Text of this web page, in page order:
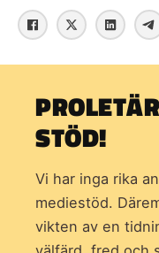
STÖD!
Vi har inga rika
mediestöd.
vikten av en